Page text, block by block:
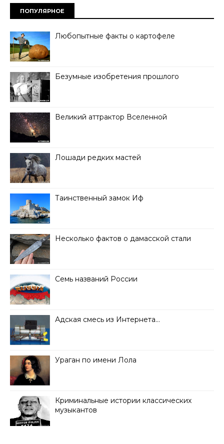
ПОПУЛЯРНОЕ
Любопытные факты о картофеле
Безумные изобретения прошлого
Великий аттрактор Вселенной
Лошади редких мастей
Таинственный замок Иф
Несколько фактов о дамасской стали
Семь названий России
Адская смесь из Интернета…
Ураган по имени Лола
Криминальные истории классических
музыкантов